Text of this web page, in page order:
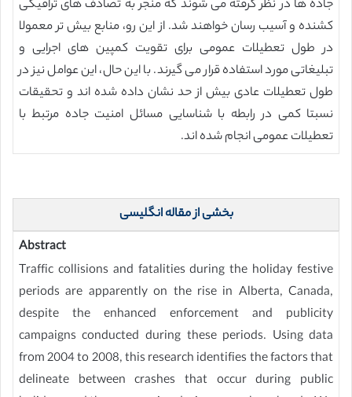
جاده ها در نظر گرفته می شوند که منجر به تصادف های ترافیکی
کشنده و آسیب رسان خواهند شد. از این رو، منابع بیش تر معمولا
در طول تعطیلات عمومی برای تقویت کمپین های اجرایی و
تبلیغاتی مورد استفاده قرار می گیرند. با این حال، این عوامل نیز در
طول تعطیلات عادی بیش از حد نشان داده شده اند و تحقیقات
نسبتا کمی در رابطه با شناسایی مسائل امنیت جاده مرتبط با
تعطیلات عمومی انجام شده اند.
بخشی از مقاله انگلیسی
Abstract
Traffic collisions and fatalities during the holiday festive
periods are apparently on the rise in Alberta, Canada,
despite the enhanced enforcement and publicity
campaigns conducted during these periods. Using data
from 2004 to 2008, this research identifies the factors that
delineate between crashes that occur during public